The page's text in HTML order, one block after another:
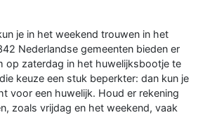
je in het weekend trouwen in het
Nederlandse gemeenten bieden er
op zaterdag in het huwelijksbootje te
keuze een stuk beperkter: dan kun je
voor een huwelijk. Houd er rekening
zoals vrijdag en het weekend, vaak